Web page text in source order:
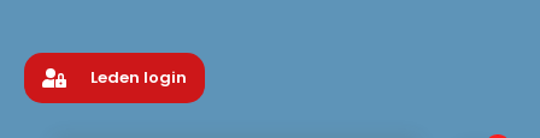
Leden login